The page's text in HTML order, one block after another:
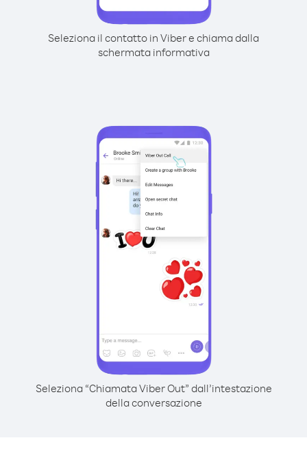
Seleziona il contatto in Viber e chiama dalla
schermata informativa
Seleziona “Chiamata Viber Out” dall’intestazione
della conversazione